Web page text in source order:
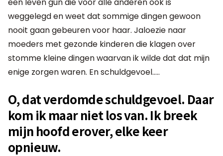
weggelegd en weet dat sommige dingen gewoon
nooit gaan gebeuren voor haar. Jaloezie naar
moeders met gezonde kinderen die klagen over
stomme kleine dingen waarvan ik wilde dat dat mijn
enige zorgen waren. En schuldgevoel…..
O, dat verdomde schuldgevoel. Daar
kom ik maar niet los van. Ik breek
mijn hoofd erover, elke keer
opnieuw.